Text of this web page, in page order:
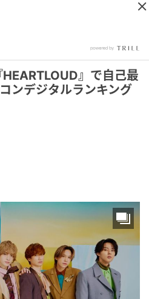
』で自己最
ンデジタルランキング